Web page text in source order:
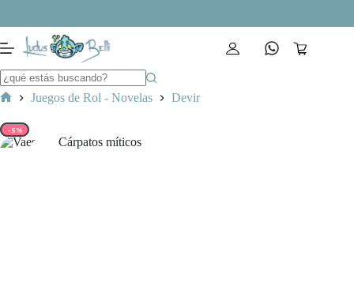
contenido
Carro
Juegos de Rol - Novelas Devir
-5%